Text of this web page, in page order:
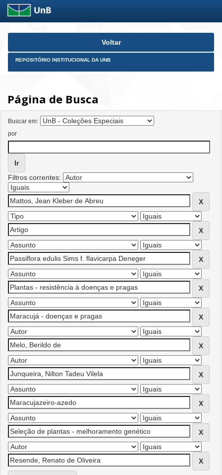
Skip
Voltar
REPOSITÓRIO INSTITUCIONAL DA UNB
Página de Busca
Buscar em:
por
Filtros correntes: